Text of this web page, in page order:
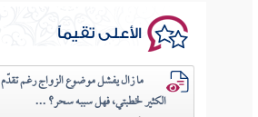
الأعلى تقيماً
ما زال يفشل موضوع الزواج رغم تقدّم
الكثير لخطبتي، فهل سببه سحر؟ ...